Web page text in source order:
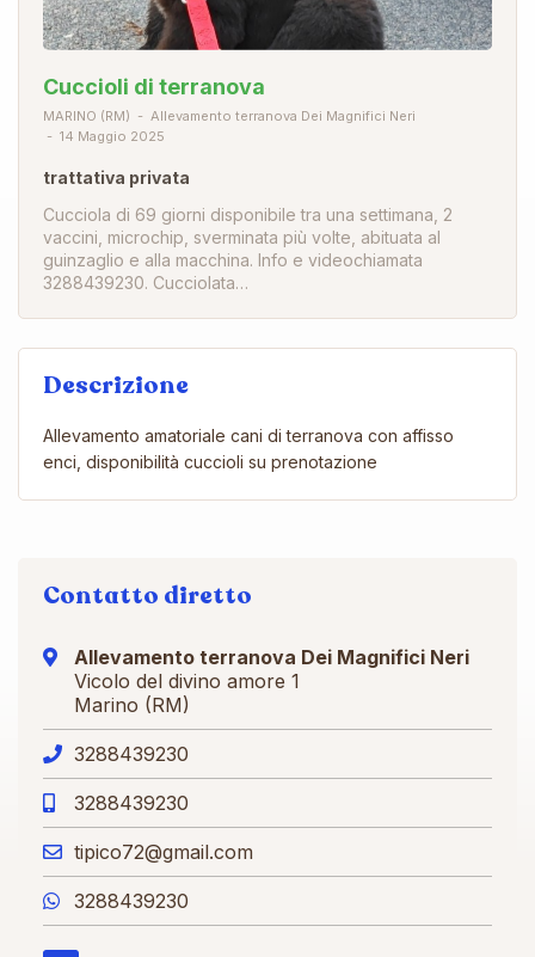
Cuccioli di terranova
MARINO (RM)
Allevamento terranova Dei Magnifici Neri
14 Maggio 2025
trattativa privata
Cucciola di 69 giorni disponibile tra una settimana, 2
vaccini, microchip, sverminata più volte, abituata al
guinzaglio e alla macchina. Info e videochiamata
3288439230. Cucciolata…
Descrizione
Allevamento amatoriale cani di terranova con affisso
enci, disponibilità cuccioli su prenotazione
Contatto diretto
Allevamento terranova Dei Magnifici Neri
Vicolo del divino amore 1
Marino (RM)
3288439230
3288439230
tipico72@gmail.com
3288439230